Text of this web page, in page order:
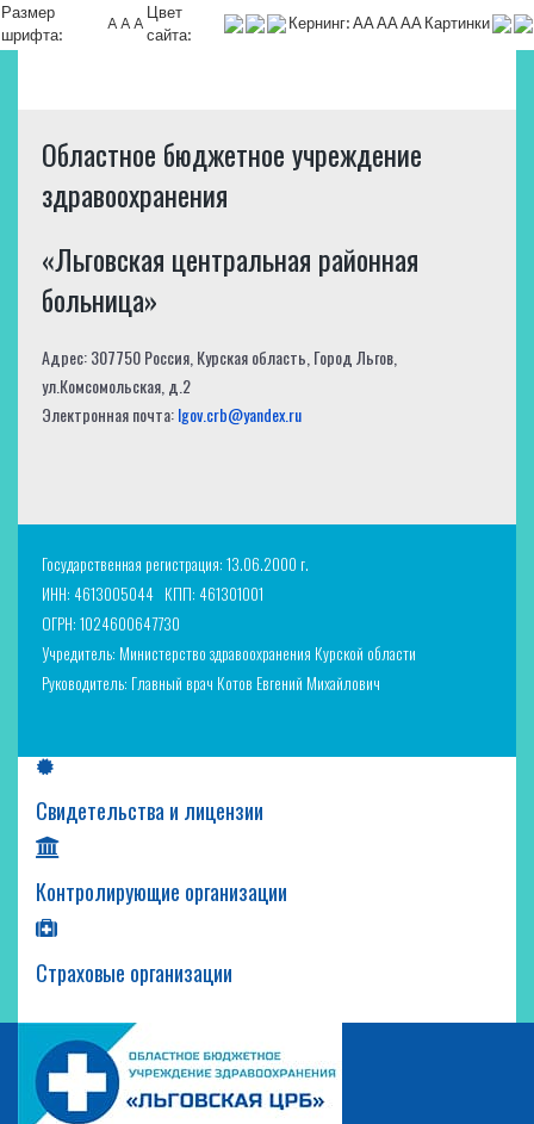
Размер
шрифта:
A A A
Цвет
сайта:
Кернинг: АААААА Картинки
Областное бюджетное учреждение
здравоохранения
«Льговская центральная районная
больница»
Адрес: 307750 Россия, Курская область, Город Льгов,
ул.Комсомольская, д.2
Электронная почта:lgov.crb@yandex.ru
Государственная регистрация: 13.06.2000 г.
ИНН: 4613005044 КПП: 461301001
ОГРН: 1024600647730
Учредитель: Министерство здравоохранения Курской области
Руководитель: Главный врач Котов Евгений Михайлович
Свидетельства и лицензии
Контролирующие организации
Страховые организации